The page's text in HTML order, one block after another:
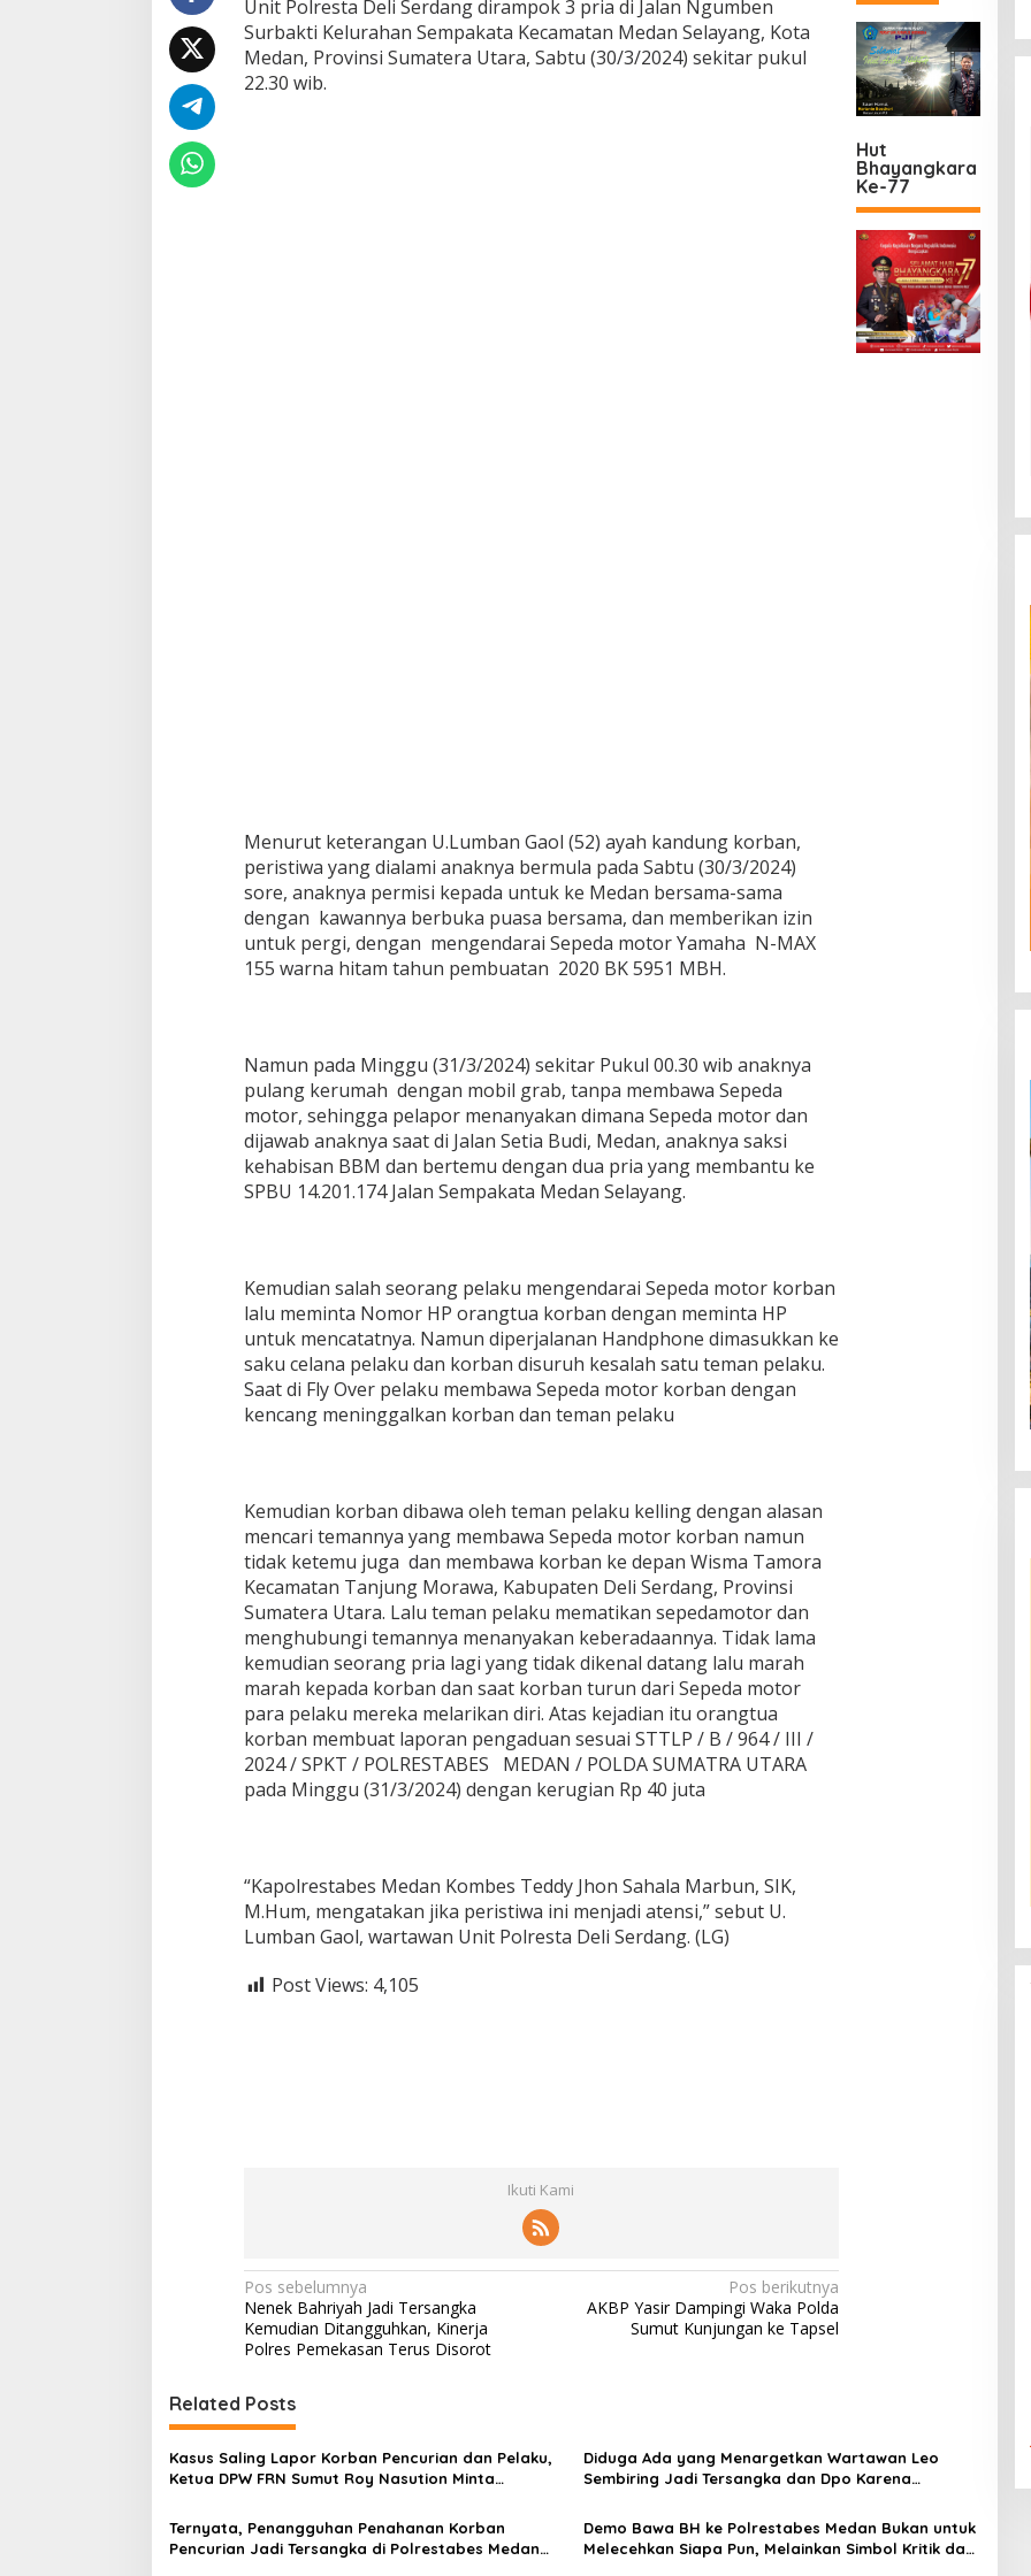
2
H
P
D
i
Unit Polresta Deli Serdang dirampok 3 pria di Jalan Ngumben
Surbakti Kelurahan Sempakata Kecamatan Medan Selayang, Kota
Medan, Provinsi Sumatera Utara, Sabtu (30/3/2024) sekitar pukul
22.30 wib.
Menurut keterangan U.Lumban Gaol (52) ayah kandung korban,
peristiwa yang dialami anaknya bermula pada Sabtu (30/3/2024)
sore, anaknya permisi kepada untuk ke Medan bersama-sama
dengan kawannya berbuka puasa bersama, dan memberikan izin
untuk pergi, dengan mengendarai Sepeda motor Yamaha N-MAX
155 warna hitam tahun pembuatan 2020 BK 5951 MBH.
Namun pada Minggu (31/3/2024) sekitar Pukul 00.30 wib anaknya
pulang kerumah dengan mobil grab, tanpa membawa Sepeda
motor, sehingga pelapor menanyakan dimana Sepeda motor dan
dijawab anaknya saat di Jalan Setia Budi, Medan, anaknya saksi
kehabisan BBM dan bertemu dengan dua pria yang membantu ke
SPBU 14.201.174 Jalan Sempakata Medan Selayang.
Kemudian salah seorang pelaku mengendarai Sepeda motor korban
lalu meminta Nomor HP orangtua korban dengan meminta HP
untuk mencatatnya. Namun diperjalanan Handphone dimasukkan ke
saku celana pelaku dan korban disuruh kesalah satu teman pelaku.
Saat di Fly Over pelaku membawa Sepeda motor korban dengan
kencang meninggalkan korban dan teman pelaku
Kemudian korban dibawa oleh teman pelaku kelling dengan alasan
mencari temannya yang membawa Sepeda motor korban namun
tidak ketemu juga dan membawa korban ke depan Wisma Tamora
Kecamatan Tanjung Morawa, Kabupaten Deli Serdang, Provinsi
Sumatera Utara. Lalu teman pelaku mematikan sepedamotor dan
menghubungi temannya menanyakan keberadaannya. Tidak lama
kemudian seorang pria lagi yang tidak dikenal datang lalu marah
marah kepada korban dan saat korban turun dari Sepeda motor
para pelaku mereka melarikan diri. Atas kejadian itu orangtua
korban membuat laporan pengaduan sesuai STTLP / B / 964 / III /
2024 / SPKT / POLRESTABES MEDAN / POLDA SUMATRA UTARA
pada Minggu (31/3/2024) dengan kerugian Rp 40 juta
“Kapolrestabes Medan Kombes Teddy Jhon Sahala Marbun, SIK,
M.Hum, mengatakan jika peristiwa ini menjadi atensi,” sebut U.
Lumban Gaol, wartawan Unit Polresta Deli Serdang. (LG)
Post Views: 4,105
Ikuti Kami
N
a
v
i
g
a
s
i
p
Pos sebelumnya
Nenek Bahriyah Jadi Tersangka
Kemudian Ditangguhkan, Kinerja
Polres Pemekasan Terus Disorot
Pos berikutnya
AKBP Yasir Dampingi Waka Polda
Sumut Kunjungan ke Tapsel
Hut
Bhayangkara
Ke-77
Related Posts
Kasus Saling Lapor Korban Pencurian dan Pelaku,
Ketua DPW FRN Sumut Roy Nasution Minta
agar Konflik Tak Berlarut-larut
Diduga Ada yang Menargetkan Wartawan Leo
Sembiring Jadi Tersangka dan Dpo Karena
Keluarganya
Ternyata, Penangguhan Penahanan Korban
Pencurian Jadi Tersangka di Polrestabes Medan
Demo Bawa BH ke Polrestabes Medan Bukan untuk
Melecehkan Siapa Pun, Melainkan Simbol Kritik dan